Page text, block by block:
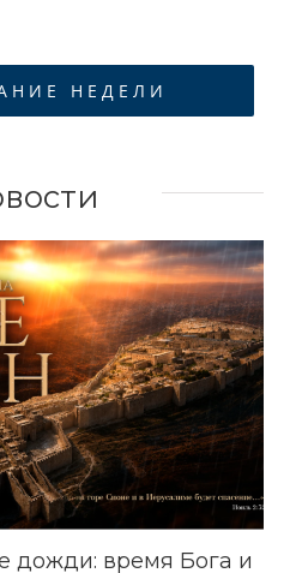
НЕДЕЛИ
дожди: время Бога и